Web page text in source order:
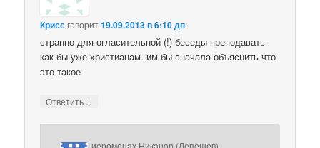
Криссговорит19.09.2013 в 6:10 дп:
странно для огласительной (!) беседы преподавать
как бы уже христианам. им бы сначала объяснить что
это такое
Ответить ↓
иеромонах Никанор (Лепешев)